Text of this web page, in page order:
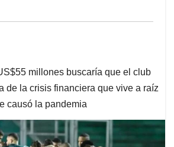
millones buscaría que el club
de la crisis financiera que vive a raíz
causó la pandemia